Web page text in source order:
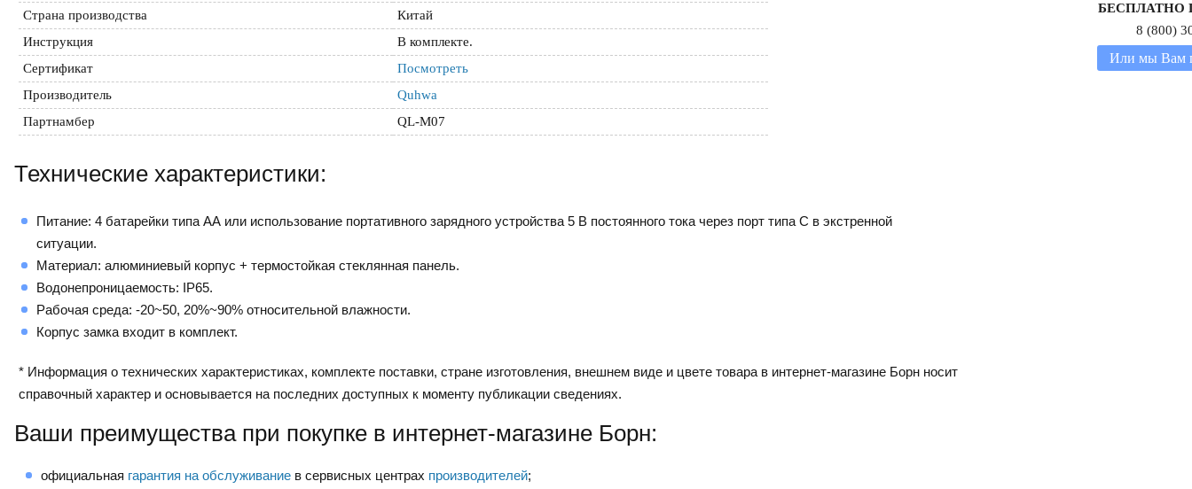
Страна производства
Китай
Инструкция
В комплекте.
Сертификат
Посмотреть
Производитель
Quhwa
Партнамбер
QL-M07
Технические характеристики:
Питание: 4 батарейки типа АА или использование портативного зарядного устройства 5 В постоянного тока через порт типа C в экстренной
ситуации.
Материал: алюминиевый корпус + термостойкая стеклянная панель.
Водонепроницаемость: IP65.
Рабочая среда: -20~50, 20%~90% относительной влажности.
Корпус замка входит в комплект.
* Информация о технических характеристиках, комплекте поставки, стране изготовления, внешнем виде и цвете товара в интернет-магазине Борн носит
справочный характер и основывается на последних доступных к моменту публикации сведениях.
Ваши преимущества при покупке в интернет-магазине Борн:
официальная гарантия на обслуживание в сервисных центрах производителей;
БЕСПЛАТНО
8 (800)
Или мы Вам